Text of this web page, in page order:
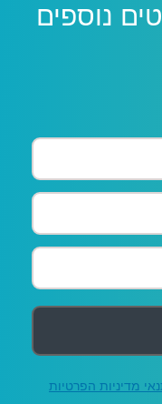
נוספים
מדיניות הפרטיות